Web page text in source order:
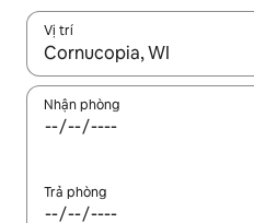
Vị trí
Khi có kết quả, hãy điều
Nhận phòng
Trả phòng